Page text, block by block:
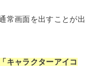
常画面を出すことが出
「キャラクターアイコ